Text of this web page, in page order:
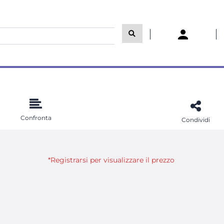
Confronta Condividi
*Registrarsi per visualizzare il prezzo